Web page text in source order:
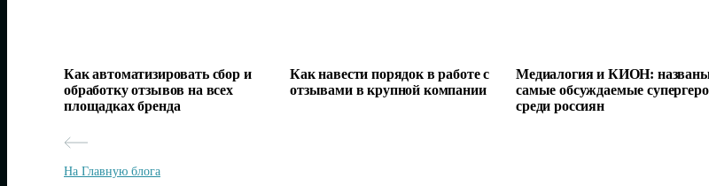
Как автоматизировать сбор и
обработку отзывов на всех
площадках бренда
Как навести порядок в работе с
отзывами в крупной компании
Медиалогия и КИОН:
самые обсуждаемые
среди россиян
На Главную блога